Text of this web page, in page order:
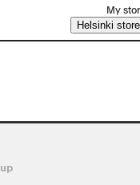
My
Helsinki store